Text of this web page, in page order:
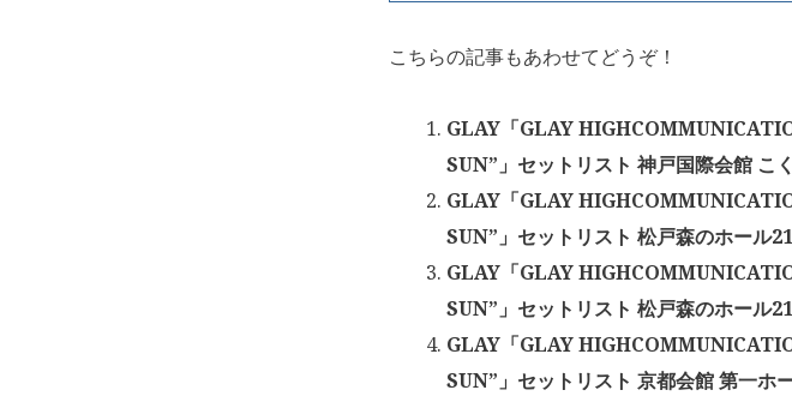
こちらの記事もあわせてどうぞ！
GLAY「GLAY
SUN”」セットリスト 神戸国際会館 こ
GLAY「GLAY
SUN”」セットリスト 松戸森のホール
GLAY「GLAY
SUN”」セットリスト 松戸森のホール
GLAY「GLAY
SUN”」セットリスト 京都会館 第一ホ